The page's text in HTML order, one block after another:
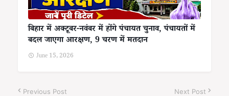
बिहार में अक्टूबर-नवंबर में होंगे पंचायत चुनाव, पंचायतों में
बदल जाएगा आरक्षण, 9 चरण में मतदान
June 15, 2026
Previous Post Next Post